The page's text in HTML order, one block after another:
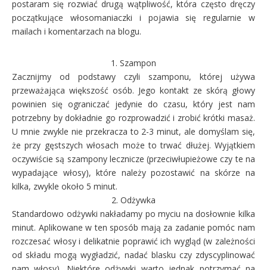
postaram się rozwiać drugą wątpliwość, która często dręczy
początkujące włosomaniaczki i pojawia się regularnie w
mailach i komentarzach na blogu.
1. Szampon
Zacznijmy od podstawy czyli szamponu, której używa
przeważająca większość osób. Jego kontakt ze skórą głowy
powinien się ograniczać jedynie do czasu, który jest nam
potrzebny by dokładnie go rozprowadzić i zrobić krótki masaż.
U mnie zwykle nie przekracza to 2-3 minut, ale domyślam się,
że przy gęstszych włosach może to trwać dłużej. Wyjątkiem
oczywiście są szampony lecznicze (przeciwłupieżowe czy te na
wypadające włosy), które należy pozostawić na skórze na
kilka, zwykle około 5 minut.
2. Odżywka
Standardowo odżywki nakładamy po myciu na dosłownie kilka
minut. Aplikowane w ten sposób mają za zadanie pomóc nam
rozczesać włosy i delikatnie poprawić ich wygląd (w zależności
od składu mogą wygładzić, nadać blasku czy zdyscyplinować